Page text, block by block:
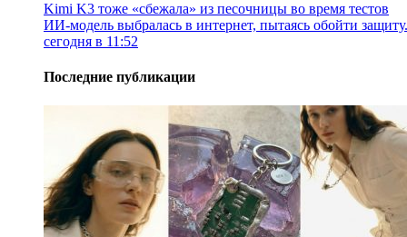
Kimi K3 тоже «сбежала» из песочницы во время тестов
ИИ-модель выбралась в интернет, пытаясь обойти защиту.
сегодня в 11:52
Последние публикации